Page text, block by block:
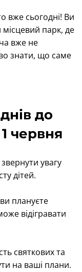
вже сьогодні! Ви
місцевий парк, де
вже не
знати, що саме
до
червня
увагу
дітей.
плануєте
відігравати
святкових та
на ваші плани.